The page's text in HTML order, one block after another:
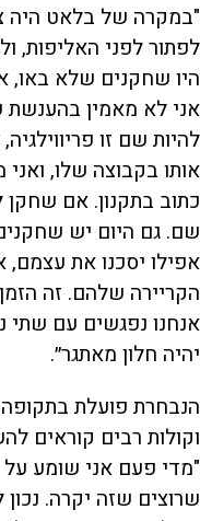
"במקרה של בלאט היה
לפתור לפני האליפות,
היו שחקנים שלא באו,
אני לא מאמין
להיות שם זו
אותו בקבוצה שלו,
כתוב בתקנון. אם שחקן
שם. גם היום יש
אפילו יסכנו את
הקריירה שלהם. זה
אנחנו נפגשים עם שתי
יהיה חלון מאתגר״.
הנבחרת פועלת
וקולות רבים קוראים
"מדי פעם אני שומע על
שרוצים שזה יקרה.